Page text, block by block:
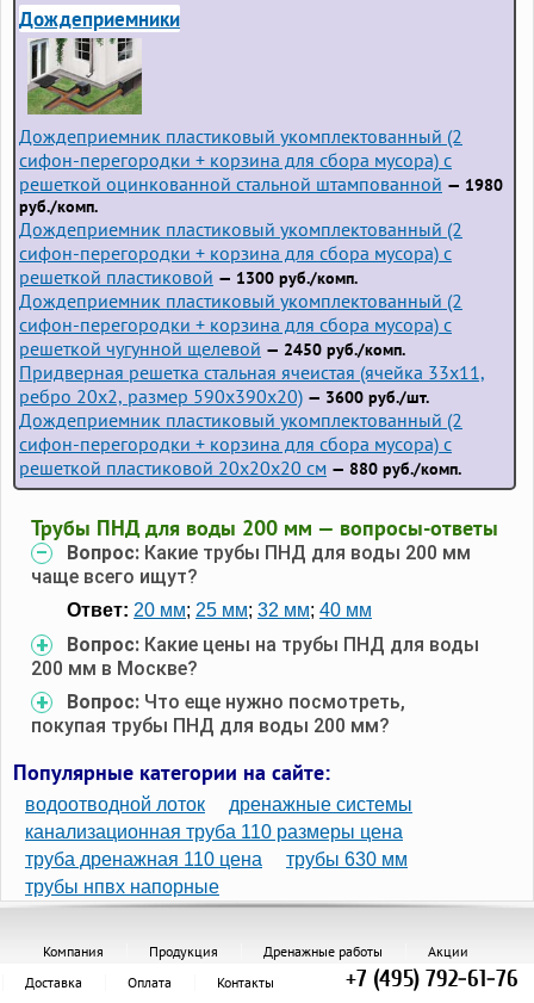
Дождеприемники
Дождеприемник пластиковый укомплектованный (2
сифон-перегородки + корзина для сбора мусора) с
решеткой оцинкованной стальной штампованной — 1980
руб./комп.
Дождеприемник пластиковый укомплектованный (2
сифон-перегородки + корзина для сбора мусора) с
решеткой пластиковой — 1300 руб./комп.
Дождеприемник пластиковый укомплектованный (2
сифон-перегородки + корзина для сбора мусора) с
решеткой чугунной щелевой — 2450 руб./комп.
Придверная решетка стальная ячеистая (ячейка 33x11,
ребро 20x2, размер 590x390x20) — 3600 руб./шт.
Дождеприемник пластиковый укомплектованный (2
сифон-перегородки + корзина для сбора мусора) с
решеткой пластиковой 20х20х20 см — 880 руб./комп.
Трубы ПНД для воды 200 мм — вопросы-ответы
Вопрос: Какие трубы ПНД для воды 200 мм
чаще всего ищут?
Ответ: 20 мм; 25 мм; 32 мм; 40 мм
Вопрос: Какие цены на трубы ПНД для воды
200 мм в Москве?
Вопрос: Что еще нужно посмотреть,
покупая трубы ПНД для воды 200 мм?
Популярные категории на сайте:
водоотводной лоток
дренажные системы
канализационная труба 110 размеры цена
труба дренажная 110 цена
трубы 630 мм
трубы нпвх напорные
Компания Продукция Дренажные работы
Акции
Доставка
Оплата Контакты +7 (495) 792-61-76